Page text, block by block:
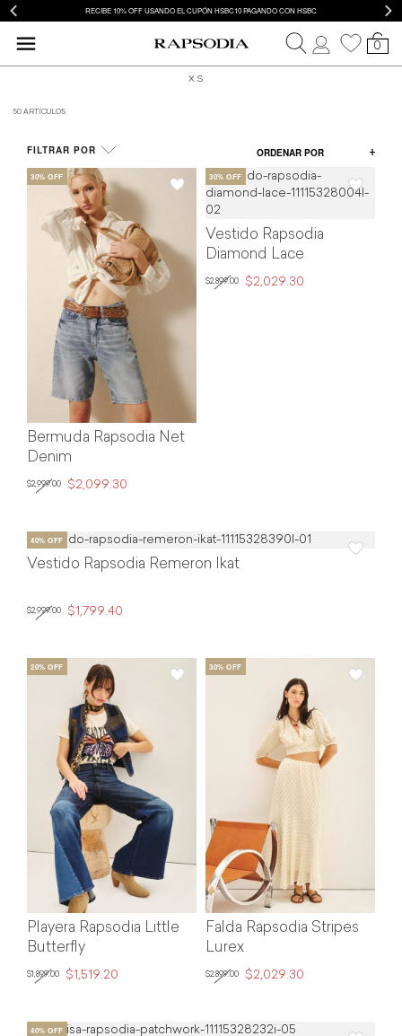
RECIBE 10% OFF USANDO EL CUPÓN HSBC10 PAGANDO CON HSBC
0
XS
50 ARTÍCULOS
FILTRAR POR
ROPA
ORDENAR POR
Bermuda Rapsodia Net
Denim
$2,999.00 $2,099.30
Vestido Rapsodia
Diamond Lace
$2,899.00 $2,029.30
Vestido Rapsodia Remeron Ikat
$2,999.00 $1,799.40
Playera Rapsodia Little
Butterfly
$1,899.00 $1,519.20
Falda Rapsodia Stripes
Lurex
$2,899.00 $2,029.30